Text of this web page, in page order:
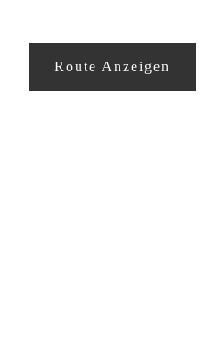
Route Anzeigen